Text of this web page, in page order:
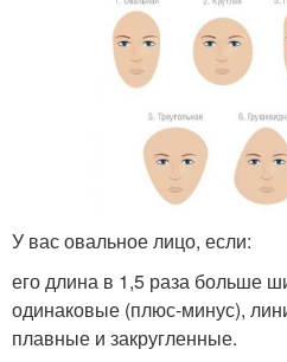
У вас овальное лицо, если:
его длина в 1,5 раза больше
одинаковые (плюс-минус),
плавные и закругленные.